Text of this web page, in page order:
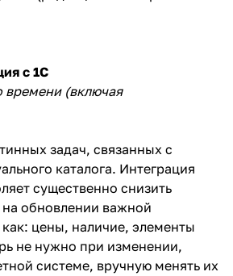
с 1С
времени (включая
задач, связанных с
каталога. Интеграция
существенно снизить
обновлении важной
цены, наличие, элементы
не нужно при изменении,
системе, вручную менять их